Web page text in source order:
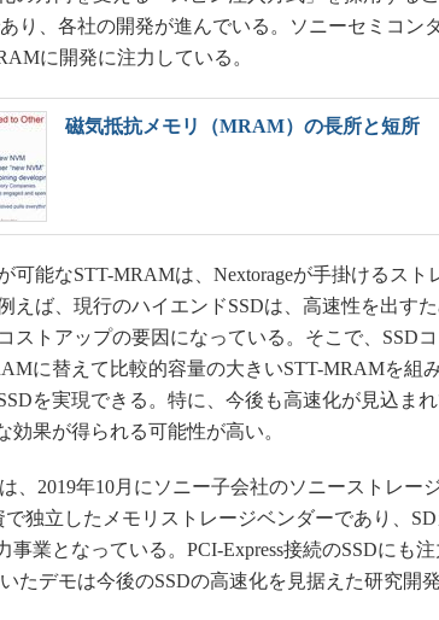
り、各社の開発が進んでいる。ソニーセミコン
に開発に注力している。
磁気抵抗メモリ（MRAM）の長所と短所
可能なSTT-MRAMは、Nextorageが手掛けるスト
えば、現行のハイエンドSSDは、高速性を出す
ストアップの要因になっている。そこで、SSD
に替えて比較的容量の大きいSTT-MRAMを組
を実現できる。特に、今後も高速化が見込まれ
効果が得られる可能性が高い。
、2019年10月にソニー子会社のソニーストレー
で独立したメモリストレージベンダーであり、
事業となっている。PCI-Express接続のSSDにも
たデモは今後のSSDの高速化を見据えた研究開